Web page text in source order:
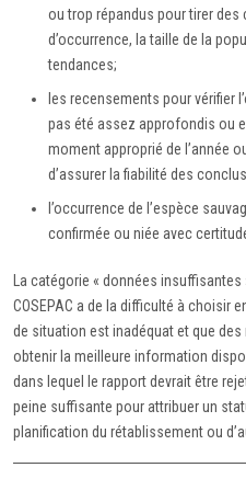
ou trop répandus pour tirer
d’occurrence, la taille de la
tendances;
les recensements pour vérifier
pas été assez approfondis ou
moment approprié de l’année
d’assurer la fiabilité des
l’occurrence de l’espèce
confirmée ou niée avec
La catégorie « données
COSEPAC a de la difficulté à choisir
de situation est inadéquat et que
obtenir la meilleure information
dans lequel le rapport devrait être
peine suffisante pour attribuer un
planification du rétablissement ou